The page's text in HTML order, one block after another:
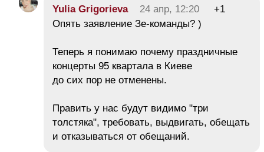
Yulia Grigorieva 24 апр, 12:20
+1
Опять заявление Зе-команды? )
Теперь я понимаю почему праздничные
концерты 95 квартала в Киеве
до сих пор не отменены.
Править у нас будут видимо "три
толстяка", требовать, выдвигать, обещать
и отказываться от обещаний.